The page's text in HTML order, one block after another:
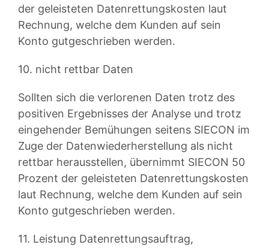
der geleisteten Datenrettungskosten laut
Rechnung, welche dem Kunden auf sein
Konto gutgeschrieben werden.
10. nicht rettbar Daten
Sollten sich die verlorenen Daten trotz des
positiven Ergebnisses der Analyse und trotz
eingehender Bemühungen seitens SIECON im
Zuge der Datenwiederherstellung als nicht
rettbar herausstellen, übernimmt SIECON 50
Prozent der geleisteten Datenrettungskosten
laut Rechnung, welche dem Kunden auf sein
Konto gutgeschrieben werden.
11. Leistung Datenrettungsauftrag,